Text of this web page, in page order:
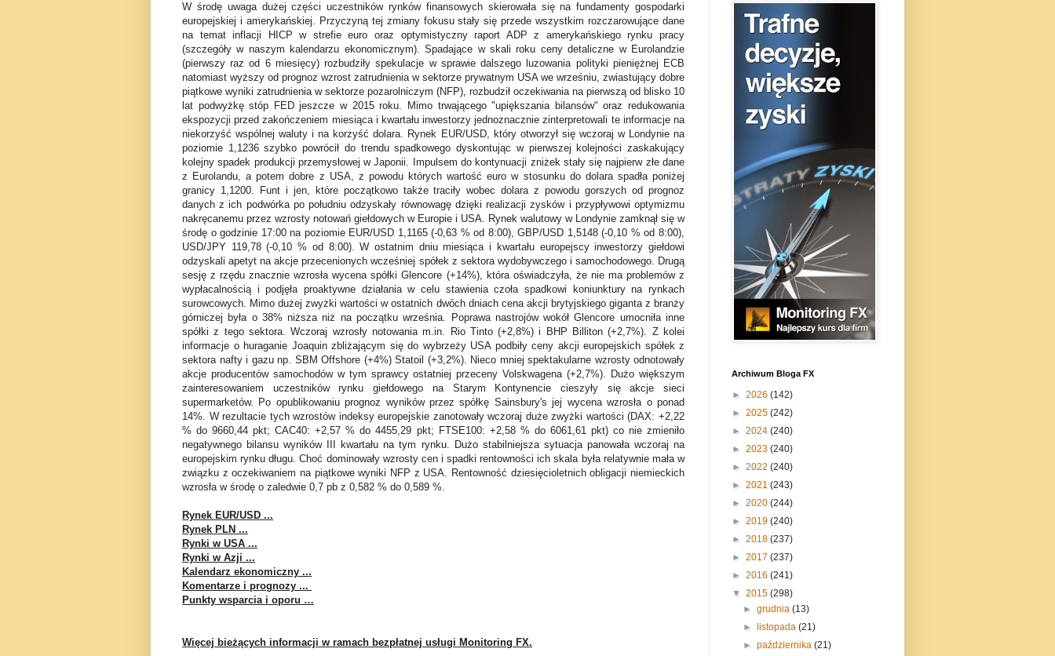
W środę uwaga dużej części uczestników rynków finansowych skierowała się na fundamenty gospodarki
europejskiej i amerykańskiej. Przyczyną tej zmiany fokusu stały się przede wszystkim rozczarowujące dane
na temat inflacji HICP w strefie euro oraz optymistyczny raport ADP z amerykańskiego rynku pracy
(szczegóły w naszym kalendarzu ekonomicznym). Spadające w skali roku ceny detaliczne w Eurolandzie
(pierwszy raz od 6 miesięcy) rozbudziły spekulacje w sprawie dalszego luzowania polityki pieniężnej ECB
natomiast wyższy od prognoz wzrost zatrudnienia w sektorze prywatnym USA we wrześniu, zwiastujący dobre
piątkowe wyniki zatrudnienia w sektorze pozarolniczym (NFP), rozbudził oczekiwania na pierwszą od blisko 10
lat podwyżkę stóp FED jeszcze w 2015 roku. Mimo trwającego "upiększania bilansów" oraz redukowania
ekspozycji przed zakończeniem miesiąca i kwartału inwestorzy jednoznacznie zinterpretowali te informacje na
niekorzyść wspólnej waluty i na korzyść dolara. Rynek EUR/USD, który otworzył się wczoraj w Londynie na
poziomie 1,1236 szybko powrócił do trendu spadkowego dyskontując w pierwszej kolejności zaskakujący
kolejny spadek produkcji przemysłowej w Japonii. Impulsem do kontynuacji zniżek stały się najpierw złe dane
z Eurolandu, a potem dobre z USA, z powodu których wartość euro w stosunku do dolara spadła poniżej
granicy 1,1200. Funt i jen, które początkowo także traciły wobec dolara z powodu gorszych od prognoz
danych z ich podwórka po południu odzyskały równowagę dzięki realizacji zysków i przypływowi optymizmu
nakręcanemu przez wzrosty notowań giełdowych w Europie i USA. Rynek walutowy w Londynie zamknął się w
środę o godzinie 17:00 na poziomie EUR/USD 1,1165 (-0,63 % od 8:00), GBP/USD 1,5148 (-0,10 % od 8:00),
USD/JPY 119,78 (-0,10 % od 8:00). W ostatnim dniu miesiąca i kwartału europejscy inwestorzy giełdowi
odzyskali apetyt na akcje przecenionych wcześniej spółek z sektora wydobywczego i samochodowego. Drugą
sesję z rzędu znacznie wzrosła wycena spółki Glencore (+14%), która oświadczyła, że nie ma problemów z
wypłacalnością i podjęła proaktywne działania w celu stawienia czoła spadkowi koniunktury na rynkach
surowcowych. Mimo dużej zwyżki wartości w ostatnich dwóch dniach cena akcji brytyjskiego giganta z branży
górniczej była o 38% niższa niż na początku września. Poprawa nastrojów wokół Glencore umocniła inne
spółki z tego sektora. Wczoraj wzrosły notowania m.in. Rio Tinto (+2,8%) i BHP Billiton (+2,7%). Z kolei
informacje o huraganie Joaquin zbliżającym się do wybrzeży USA podbiły ceny akcji europejskich spółek z
sektora nafty i gazu np. SBM Offshore (+4%) Statoil (+3,2%). Nieco mniej spektakularne wzrosty odnotowały
akcje producentów samochodów w tym sprawcy ostatniej przeceny Volskwagena (+2,7%). Dużo większym
zainteresowaniem uczestników rynku giełdowego na Starym Kontynencie cieszyły się akcje sieci
supermarketów. Po opublikowaniu prognoz wyników przez spółkę Sainsbury's jej wycena wzrosła o ponad
14%. W rezultacie tych wzrostów indeksy europejskie zanotowały wczoraj duże zwyżki wartości (DAX: +2,22
% do 9660,44 pkt; CAC40: +2,57 % do 4455,29 pkt; FTSE100: +2,58 % do 6061,61 pkt) co nie zmieniło
negatywnego bilansu wyników III kwartału na tym rynku. Dużo stabilniejsza sytuacja panowała wczoraj na
europejskim rynku długu. Choć dominowały wzrosty cen i spadki rentowności ich skala była relatywnie mała w
związku z oczekiwaniem na piątkowe wyniki NFP z USA. Rentowność dziesięcioletnich obligacji niemieckich
wzrosła w środę o zaledwie 0,7 pb z 0,582 % do 0,589 %.
Rynek EUR/USD ...
Rynek PLN ...
Rynki w USA ...
Rynki w Azji ...
Kalendarz ekonomiczny ...
Komentarze i prognozy ...
Punkty wsparcia i oporu …
Więcej bieżących informacji w ramach bezpłatnej usługi Monitoring FX.
Archiwum Bloga FX
► 2026 (142)
► 2025 (242)
► 2024 (240)
► 2023 (240)
► 2022 (240)
► 2021 (243)
► 2020 (244)
► 2019 (240)
► 2018 (237)
► 2017 (237)
► 2016 (241)
▼ 2015 (298)
►grudnia(13)
►listopada(21)
►października(21)